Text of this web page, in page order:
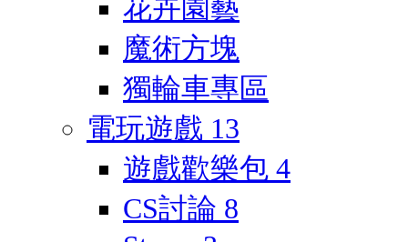
花卉園藝
魔術方塊
獨輪車專區
電玩遊戲 13
遊戲歡樂包 4
CS討論 8